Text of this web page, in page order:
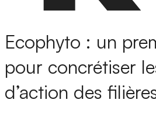
Ecophyto : un
pour concrétiser
d’action des